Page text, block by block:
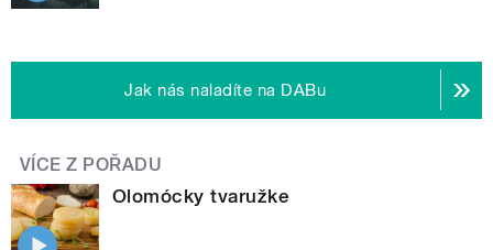
Jak nás naladíte na DABu
VÍCE Z POŘADU
Olomócky tvaružke